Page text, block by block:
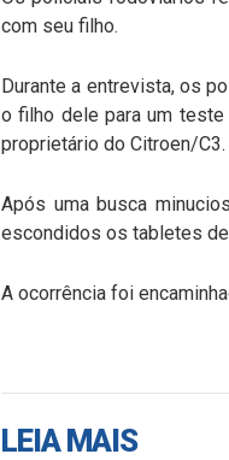
com seu filho.
Durante a entrevista, os
o filho dele para um
proprietário do Citroen/C3.
Após uma busca
escondidos os tabletes
A ocorrência foi
LEIA MAIS